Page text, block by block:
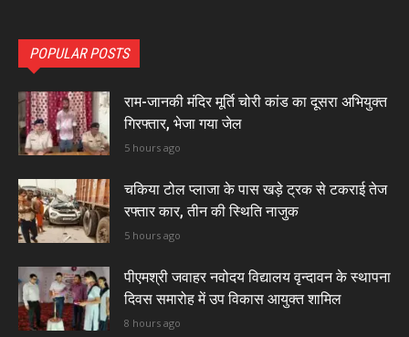
POPULAR POSTS
राम-जानकी मंदिर मूर्ति चोरी कांड का दूसरा अभियुक्त
गिरफ्तार, भेजा गया जेल
5 hours ago
चकिया टोल प्लाजा के पास खड़े ट्रक से टकराई तेज
रफ्तार कार, तीन की स्थिति नाजुक
5 hours ago
पीएमश्री जवाहर नवोदय विद्यालय वृन्दावन के स्थापना
दिवस समारोह में उप विकास आयुक्त शामिल
8 hours ago